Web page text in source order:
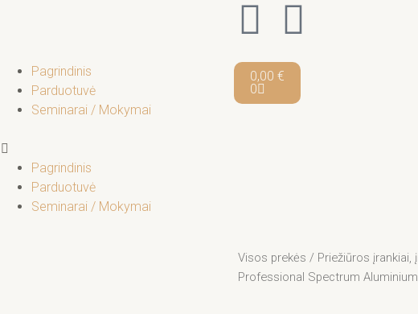
F
a
c
o
I
n
s
r
Pagrindinis
Parduotuvė
Seminarai / Mokymai
Pagrindinis
Parduotuvė
Seminarai / Mokymai
0,00 €
0
Cart
Visos prekės / Priežiūros
Professional Spectrum